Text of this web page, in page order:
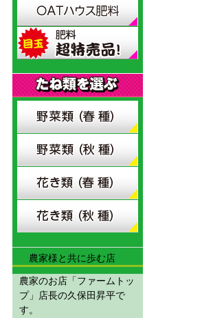
農家様と共に歩む店
農家のお店「ファームトッ
プ」店長の久保田昇平で
す。